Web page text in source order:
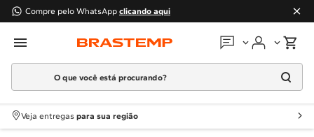
Compre pelo WhatsApp clicando aqui
Em que podemos
O que você está procurando?
Termos mais buscados
1º Geladeira
Veja entregas para sua região